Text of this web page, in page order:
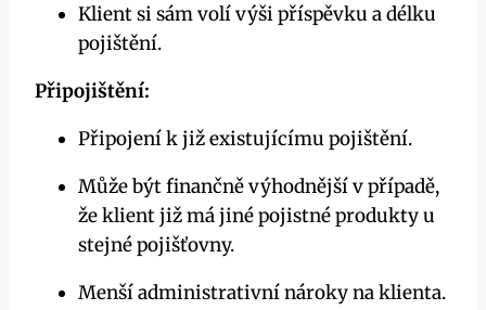
Klient si sám volí výši příspěvku a délku
pojištění.
Připojištění:
Připojení k již existujícímu pojištění.
Může být finančně výhodnější v případě,
že klient již má jiné pojistné produkty u
stejné pojišťovny.
Menší administrativní nároky na klienta.